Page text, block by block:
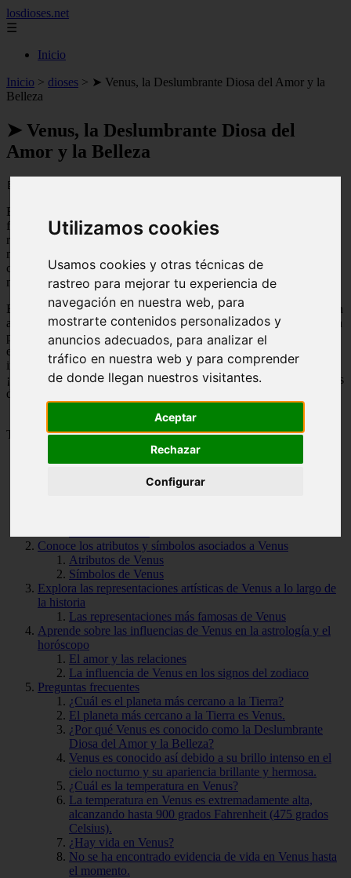
Utilizamos cookies
Usamos cookies y otras técnicas de
rastreo para mejorar tu experiencia de
navegación en nuestra web, para
mostrarte contenidos personalizados y
anuncios adecuados, para analizar el
tráfico en nuestra web y para comprender
de donde llegan nuestros visitantes.
Aceptar
Rechazar
Configurar
losdioses.net
☰
Inicio
Inicio > dioses > ➤ Venus, la Deslumbrante Diosa del Amor y la
Belleza
➤ Venus, la Deslumbrante Diosa del
Amor y la Belleza
📅 13/04/2025
En la mitología romana,
fertilidad. Es una de las deidades más veneradas y adoradas por los
romanos, y su influencia se extiende más allá de los límites de la
mitología. Venus es conocida por su extraordinaria belleza y por su
capacidad para inspirar amor y pasión en los corazones de los
mortales.
Exploraremos en detalle la fascinante historia y los mitos que rodean
a Venus. Descubriremos cómo fue adorada y cómo se le atribuyeron
poderes divinos relacionados con el amor y la fertilidad. También
exploraremos su papel en la cultura romana y cómo su figura ha
influido en el arte y la literatura a lo largo de los siglos.
¡Acompáñanos en este viaje para desentrañar los secretos y encantos
de Venus, la deslumbrante diosa del amor y la belleza!
Tabla de Contenido
Descubre los mitos y leyendas de Venus, la diosa del amor
El nacimiento de Venus
Conoce los atributos y símbolos asociados a Venus
Atributos de Venus
Símbolos de Venus
Explora las representaciones artísticas de Venus a lo largo de
la historia
Las representaciones más famosas de Venus
Aprende sobre las influencias de Venus en la astrología y el
horóscopo
El amor y las relaciones
La influencia de Venus en los signos del zodiaco
Preguntas frecuentes
¿Cuál es el planeta más cercano a la Tierra?
El planeta más cercano a la Tierra es Venus.
¿Por qué Venus es conocido como la Deslumbrante
Diosa del Amor y la Belleza?
Venus es conocido así debido a su brillo intenso en el
cielo nocturno y su apariencia brillante y hermosa.
¿Cuál es la temperatura en Venus?
La temperatura en Venus es extremadamente alta,
alcanzando hasta 900 grados Fahrenheit (475 grados
Celsius).
¿Hay vida en Venus?
No se ha encontrado evidencia de vida en Venus hasta
el momento.